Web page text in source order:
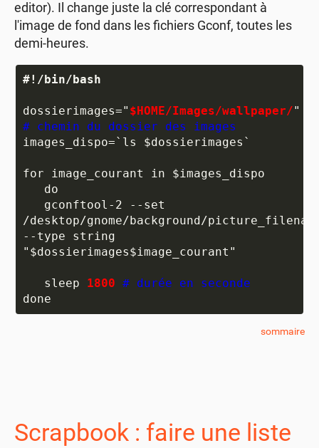
editor). Il change juste la clé correspondant à
l'image de fond dans les fichiers Gconf, toutes les
demi-heures.
#!/bin/bash
dossierimages=" $HOME/Images/wallpaper/
# chemin du dossier des images
images_dispo=`ls $dossierimages`
for image_courant in $images_dispo
/desktop/gnome/background/
--type string
"$dossierimages$image_courant"
   sleep
1800 # durée en seconde
sommaire
Scrapbook : faire une liste